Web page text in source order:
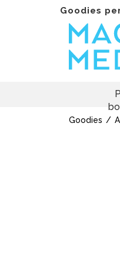
Goodies
Goodies